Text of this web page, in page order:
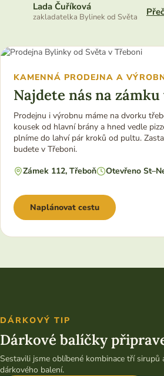
Lada Čuříková
zakladatelka Bylinek od Světa
KAMENNÁ PRODEJNA A
Najdete nás na
Prodejnu i výrobnu máme na dvorku
kousek od hlavní brány a hned vedle
plníme do lahví pár kroků od pultu.
budete v Třeboni.
Zámek 112, Třeboň
Otevřeno
Naplánovat cestu
DÁRKOVÝ TIP
Dárkové balíčky
Sestavili jsme oblíbené kombinace tří sirupů
dárkového balení.